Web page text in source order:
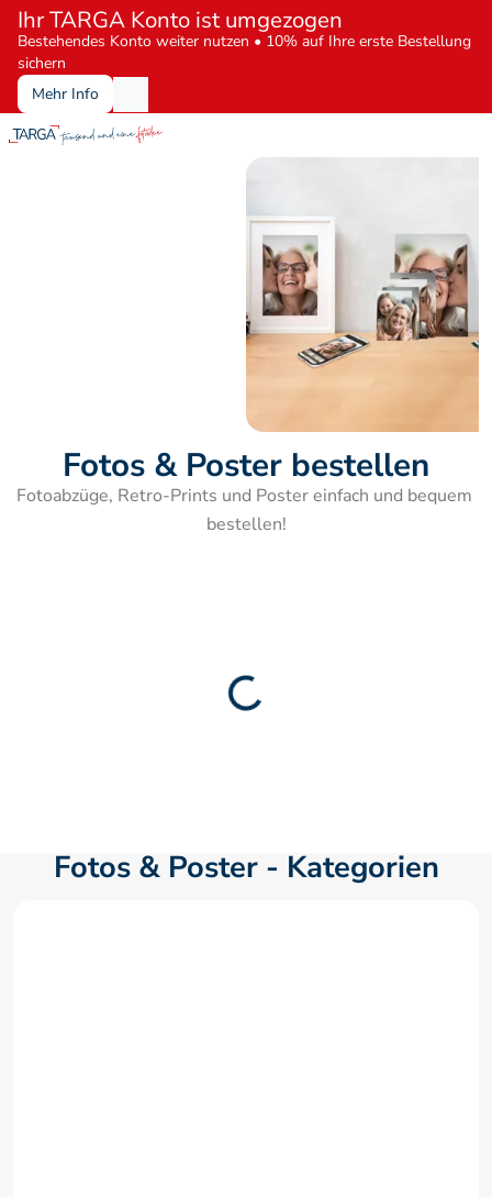
Ihr TARGA Konto ist umgezogen
Bestehendes Konto weiter nutzen • 10% auf Ihre erste Bestellung
sichern
Mehr Info
Fotos & Poster bestellen
Fotoabzüge, Retro-Prints und Poster einfach und bequem
bestellen!
Fotos & Poster - Kategorien